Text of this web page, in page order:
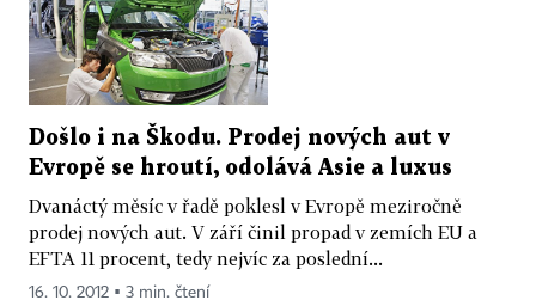
Došlo i na Škodu. Prodej nových aut v
Evropě se hroutí, odolává Asie a luxus
Dvanáctý měsíc v řadě poklesl v Evropě meziročně
prodej nových aut. V září činil propad v zemích EU a
EFTA 11 procent, tedy nejvíc za poslední...
16. 10. 2012 ▪ 3 min. čtení